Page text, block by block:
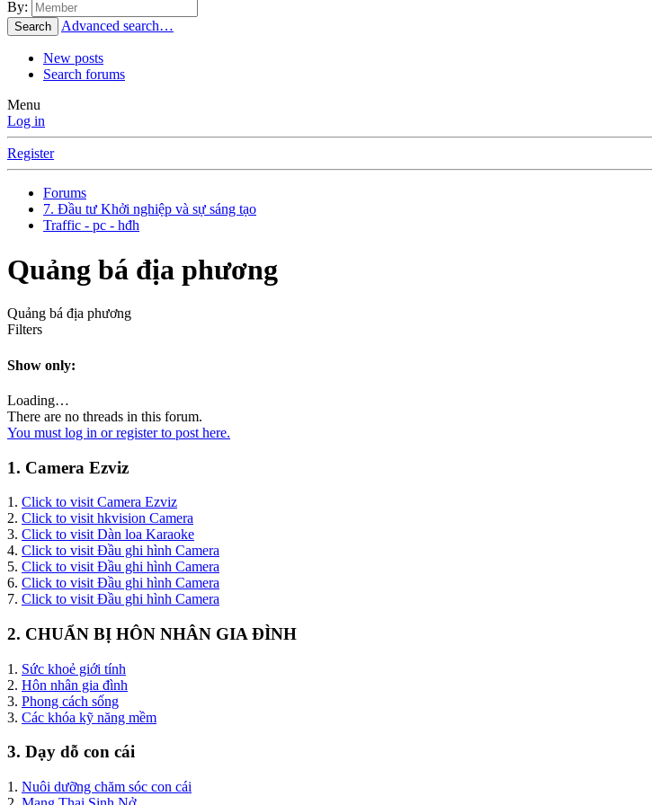
By:
Search Advanced search…
New posts
Search forums
Menu
Log in
Register
Forums
7. Đầu tư Khởi nghiệp và sự sáng tạo
Traffic - pc - hđh
Quảng bá địa phương
Quảng bá địa phương
Filters
Show only:
Loading…
There are no threads in this forum.
You must log in or register to post here.
1. Camera Ezviz
1. Click to visit Camera Ezviz
2. Click to visit hkvision Camera
3. Click to visit Dàn loa Karaoke
4. Click to visit Đầu ghi hình Camera
5. Click to visit Đầu ghi hình Camera
6. Click to visit Đầu ghi hình Camera
7. Click to visit Đầu ghi hình Camera
2. CHUẨN BỊ HÔN NHÂN GIA ĐÌNH
1. Sức khoẻ giới tính
2. Hôn nhân gia đình
3. Phong cách sống
3. Các khóa kỹ năng mềm
3. Dạy dỗ con cái
1. Nuôi dưỡng chăm sóc con cái